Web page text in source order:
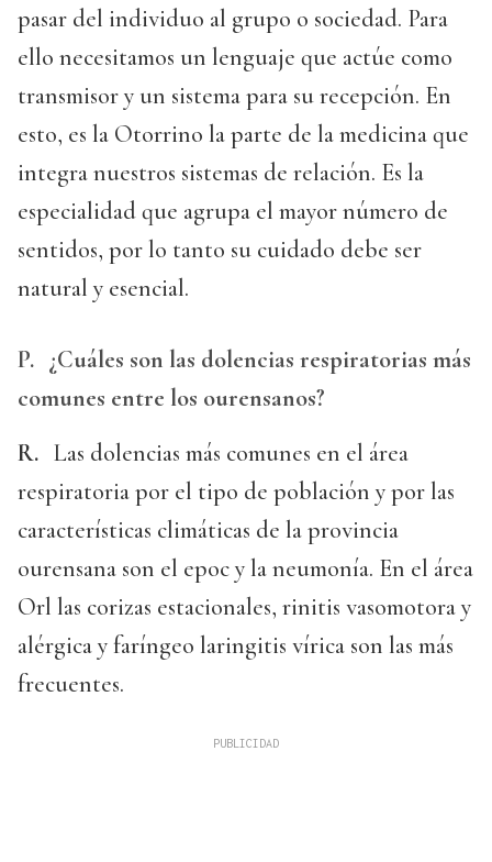
pasar del individuo al grupo o sociedad. Para
ello necesitamos un lenguaje que actúe como
transmisor y un sistema para su recepción. En
esto, es la Otorrino la parte de la medicina que
integra nuestros sistemas de relación. Es la
especialidad que agrupa el mayor número de
sentidos, por lo tanto su cuidado debe ser
natural y esencial.
P. ¿Cuáles son las dolencias respiratorias más
comunes entre los ourensanos?
R. Las dolencias más comunes en el área
respiratoria por el tipo de población y por las
características climáticas de la provincia
ourensana son el epoc y la neumonía. En el área
Orl las corizas estacionales, rinitis vasomotora y
alérgica y faríngeo laringitis vírica son las más
frecuentes.